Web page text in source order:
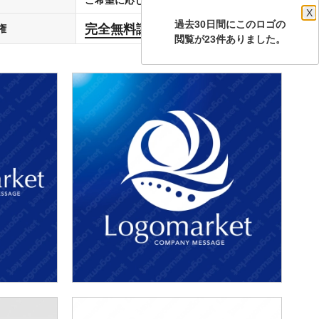
完全無料譲渡 します
過去30日間にこのロゴの
X
閲覧が23件ありました。